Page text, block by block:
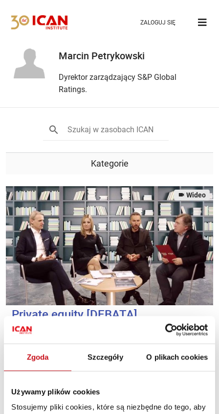
Zgoda Szczegóły O plikach cookies
Używamy plików cookies
Stosujemy pliki cookies, które są niezbędne do tego, aby
ZALOGUJ SIĘ
Marcin Petrykowski
Dyrektor zarządzający S&P Global
Ratings.
Kategorie
Wideo
Private equity [DEBATA]
EFEKTYWNOŚĆ I FINANSE
ZARZĄDZANIE
FINANSAMI
, Tomasz Czechowicz PL
rozmawiają eksperci zaproszeni przez redakcję "Harvard